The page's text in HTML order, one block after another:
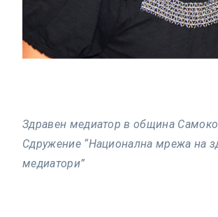
Здравен медиатор в община
Сдружение “Национална мрежа на
медиатори”